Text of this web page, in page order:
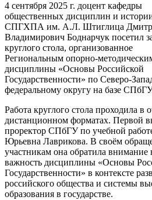
4 сентября 2025 г. доцент кафедры
общественных дисциплин и
СПГХПА им. А.Л. Штиглица
Владимирович Боднарчук посетил
круглого стола, организованное
Региональным опорно-
дисциплины «Основы Российской
Государственности» по Северо-
федеральному округу на базе
Работа круглого стола проходила в
дистанционном форматах. Первой
проректор СПбГУ по учебной
Юрьевна Лаврикова. В своём
участникам она обратила внимание
важность дисциплины «Основы
Государственности» в контексте
российского общества и системы
образования в государстве.